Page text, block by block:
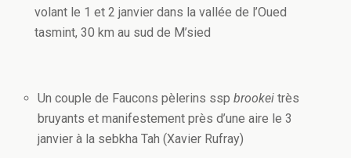
volant le 1 et 2 janvier dans la vallée de l’Oued
tasmint, 30 km au sud de M’sied
Un couple de Faucons pèlerins sspbrookei très
bruyants et manifestement près d’une aire le 3
janvier à la sebkha Tah (Xavier Rufray)